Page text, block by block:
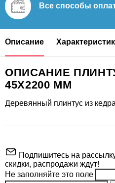
Все способы
Описание
ОПИСАНИЕ
45Х2200 ММ
Деревянный плинтус из
Подпишитесь на
скидки, распродажи ждут!
Не заполняйте это поле